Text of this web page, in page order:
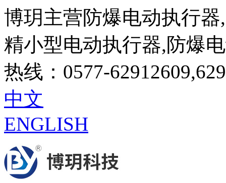
博玥主营防爆电动执行
精小型电动执行器,防爆
热线：0577-
中文
ENGLISH